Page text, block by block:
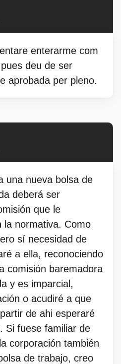
enterarme com
deu de ser
aprobada per pleno.
una nueva bolsa de
deberá ser
que le
la normativa. Como
sí necesidad de
a ella, reconociendo
comisión baremadora
y es imparcial,
o acudiré a que
de ahi esperaré
Si fuese familiar de
corporación también
de trabajo, creo